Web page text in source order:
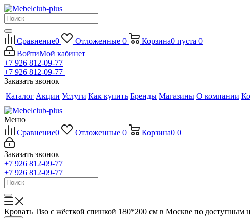
Сравнение0 Отложенные 0 Корзина0 пуста 0
ВойтиМой кабинет
+7 926 812-09-77
+7 926 812-09-77
Заказать звонок
Каталог Акции Услуги Как купить Бренды Магазины О компании
Меню
Сравнение0 Отложенные 0 Корзина0 0
Заказать звонок
+7 926 812-09-77
+7 926 812-09-77
Кровать Tiso с жёсткой спинкой 180*200 см в Москве по доступным